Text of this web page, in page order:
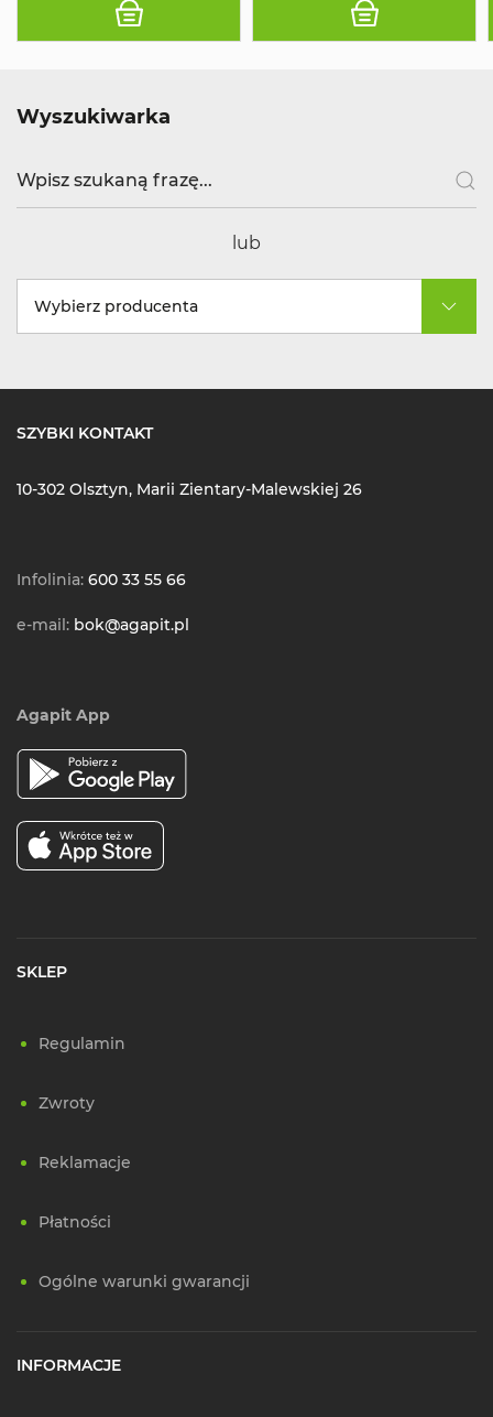
Wyszukiwarka
lub
Wybierz producenta
SZYBKI KONTAKT
10-302 Olsztyn, Marii Zientary-Malewskiej 26
Infolinia: 600 33 55 66
e-mail: bok@agapit.pl
Agapit App
SKLEP
Regulamin
Zwroty
Reklamacje
Płatności
Ogólne warunki gwarancji
INFORMACJE